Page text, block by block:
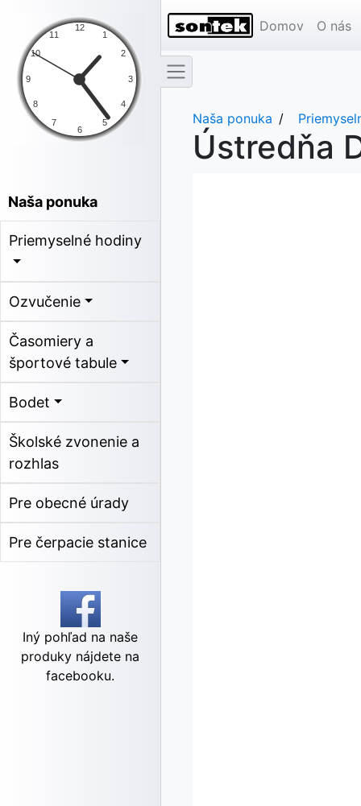
Naša ponuka
Priemyselné hodiny
Ozvučenie
Časomiery a
športové tabule
Bodet
Školské zvonenie a
rozhlas
Pre obecné úrady
Pre čerpacie stanice
Iný pohľad na naše
produky nájdete na
facebooku.
Domov O nás
Naša ponuka
Ústredňa